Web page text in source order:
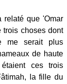
relaté que 'Omar
trois choses dont
me serait plus
de haute
ces trois
la fille du